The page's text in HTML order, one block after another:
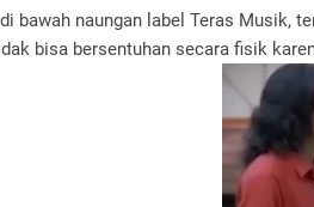
bawah naungan label Teras Musik,
bisa bersentuhan secara fisik